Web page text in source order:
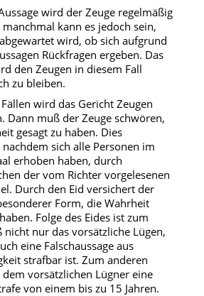
wird der Zeuge regelmäßig
manchmal kann es jedoch sein,
wird, ob sich aufgrund
Rückfragen ergeben. Das
den Zeugen in diesem Fall
zu bleiben.
wird das Gericht Zeugen
Dann muß der Zeuge schwören,
gesagt zu haben. Dies
nachdem sich alle Personen im
erhoben haben, durch
der vom Richter vorgelesenen
Durch den Eid versichert der
Form, die Wahrheit
Folge des Eides ist zum
nicht nur das vorsätzliche Lügen,
eine Falschaussage aus
strafbar ist. Zum anderen
vorsätzlichen Lügner eine
von einem bis zu 15 Jahren.